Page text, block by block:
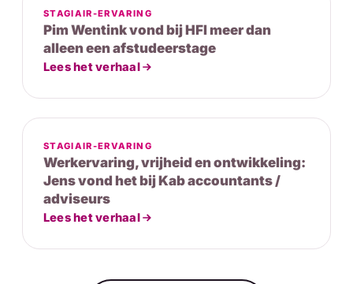
STAGIAIR-ERVARING
Pim Wentink vond bij HFI meer dan
alleen een afstudeerstage
Lees het verhaal
STAGIAIR-ERVARING
Werkervaring, vrijheid en ontwikkeling:
Jens vond het bij Kab accountants /
adviseurs
Lees het verhaal